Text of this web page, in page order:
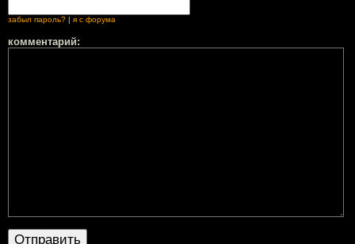
забыл пароль? я с форума
комментарий: